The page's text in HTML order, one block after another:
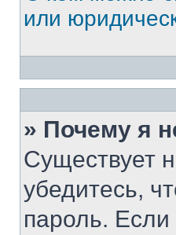
или
» Почему я
Существует
убедитесь,
пароль.